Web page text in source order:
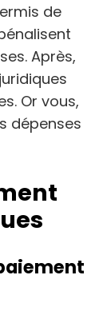
de
Après,
Or vous,
dépenses